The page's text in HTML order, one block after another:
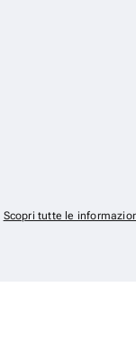
Scopri tutte le